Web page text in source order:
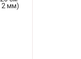
2 мм)